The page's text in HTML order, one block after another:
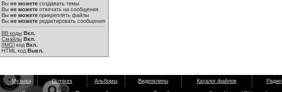
Вы не можете создавать темы
Вы не можете отвечать на сообщения
Вы не можете прикреплять файлы
Вы не можете редактировать сообщения
BB коды Вкл.
Смайлы Вкл.
[IMG] код Вкл.
HTML код Выкл.
Музыка Dj mixes Альбомы Видеоклипы Каталог файлов Радио